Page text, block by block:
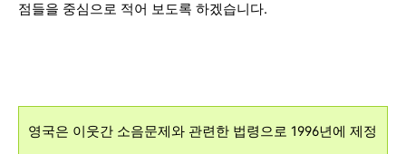
점들을 중심으로 적어 보도록 하겠습니다.
영국은 이웃간 소음문제와 관련한 법령으로 1996년에 제정